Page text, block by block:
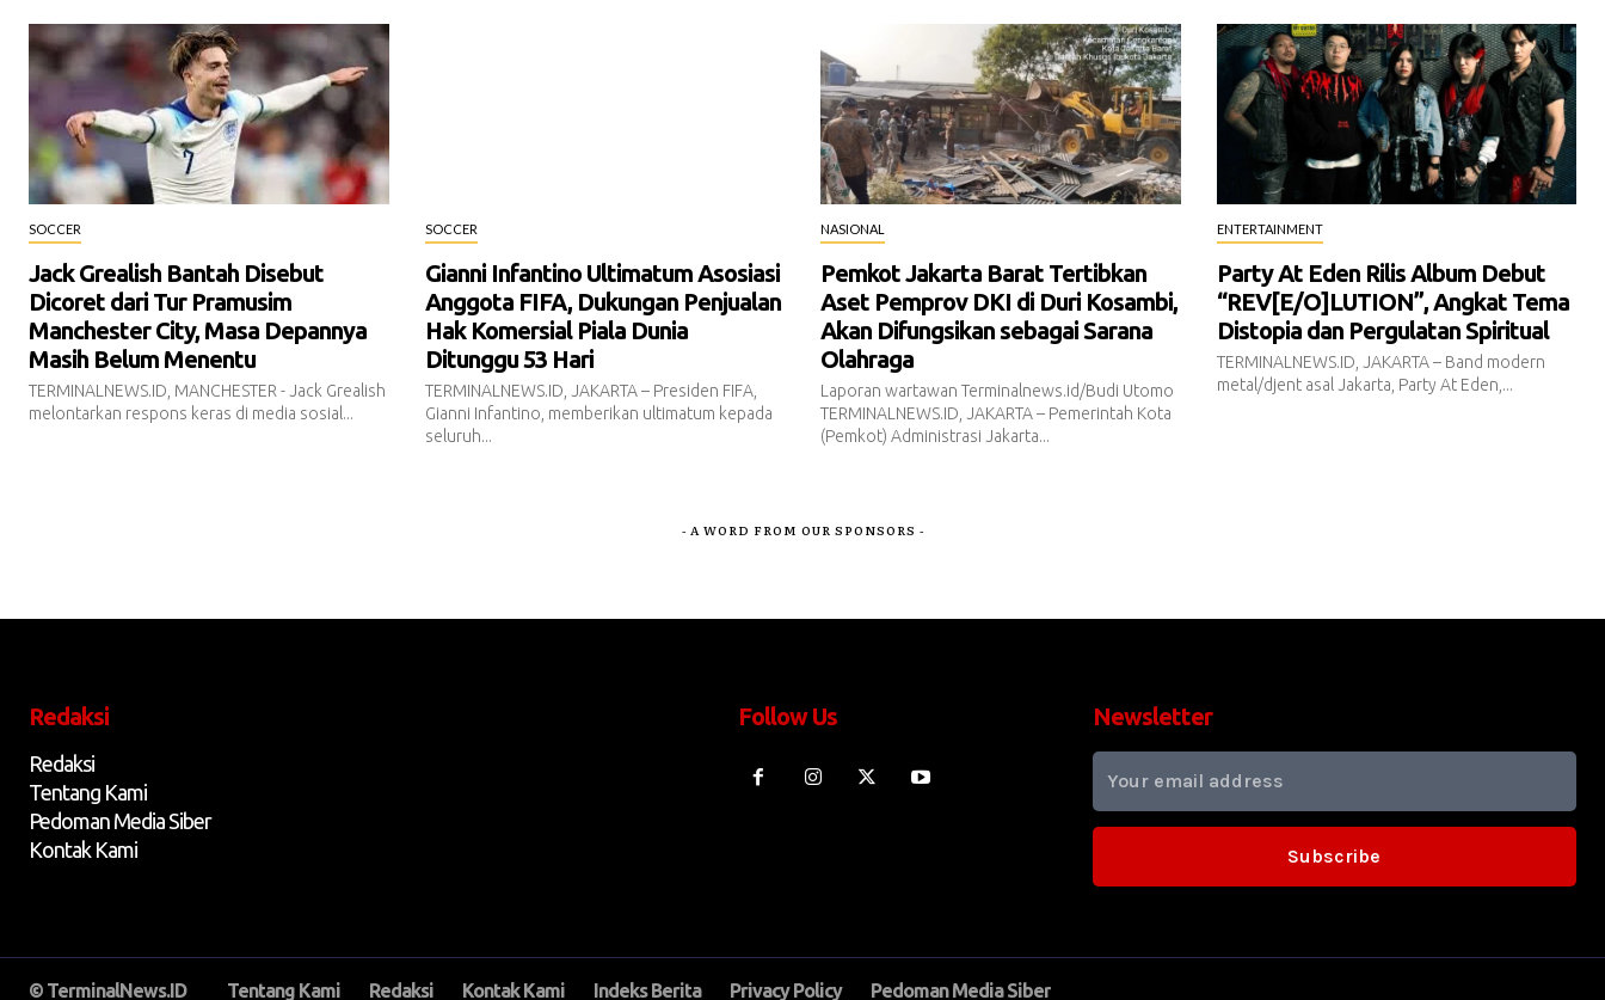
SOCCER
Jack Grealish Bantah Disebut
Dicoret dari Tur Pramusim
Manchester City, Masa Depannya
Masih Belum Menentu
TERMINALNEWS.ID, MANCHESTER - Jack Grealish
melontarkan respons keras di media sosial...
SOCCER
Gianni Infantino Ultimatum Asosiasi
Anggota FIFA, Dukungan Penjualan
Hak Komersial Piala Dunia
Ditunggu 53 Hari
TERMINALNEWS.ID, JAKARTA – Presiden FIFA,
Gianni Infantino, memberikan ultimatum kepada
seluruh...
NASIONAL
Pemkot Jakarta Barat Tertibkan
Aset Pemprov DKI di Duri Kosambi,
Akan Difungsikan sebagai Sarana
Olahraga
Laporan wartawan Terminalnews.id/Budi Utomo
TERMINALNEWS.ID, JAKARTA – Pemerintah Kota
(Pemkot) Administrasi Jakarta...
ENTERTAINMENT
Party At Eden Rilis Album Debut
“REV[E/O]LUTION”, Angkat Tema
Distopia dan Pergulatan Spiritual
TERMINALNEWS.ID, JAKARTA – Band modern
metal/djent asal Jakarta, Party At Eden,...
- A WORD FROM OUR SPONSORS -
Redaksi
Redaksi
Tentang Kami
Pedoman Media Siber
Kontak Kami
Follow Us Newsletter
Subscribe
© TerminalNews.ID Tentang Kami Redaksi Kontak Kami Indeks Berita Privacy Policy Pedoman Media Siber